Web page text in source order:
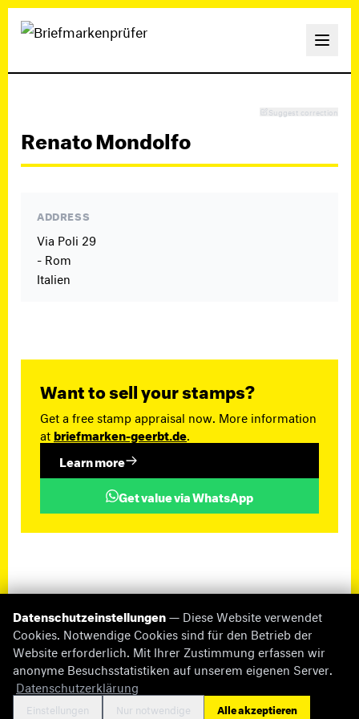
Suggest correction
Renato Mondolfo
ADDRESS
Via Poli 29
- Rom
Italien
Want to sell your stamps?
Get a free stamp appraisal now. More information
atbriefmarken-geerbt.de
Learn more
Get value via WhatsApp
© 2026 briefmarken-pruefer.de
Missing InformationImpressumDatenschutz
Cookie-EinstellungenKontakt
Datenschutzeinstellungen— Diese Website verwendet
Cookies. Notwendige Cookies sind für den Betrieb der
Website erforderlich. Mit Ihrer Zustimmung erfassen wir
anonyme Besuchsstatistiken auf unserem eigenen Server.
Datenschutzerklärung
Einstellungen Nur notwendige Alle akzeptieren